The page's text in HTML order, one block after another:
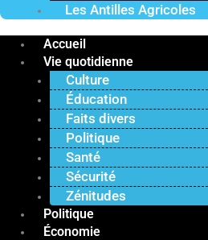
Les Antilles Agricoles
Accueil
Vie quotidienne
Culture
Éducation
Faits divers
Politique
Santé
Sécurité
Zénitudes
Politique
Économie